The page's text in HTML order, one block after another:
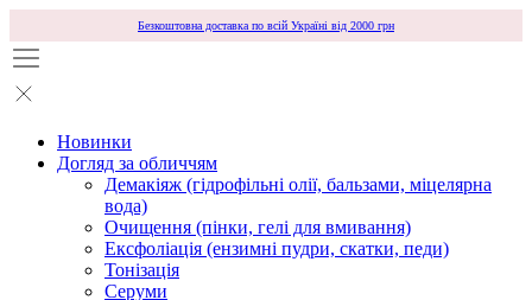
Безкоштовна доставка по всій Україні від 2000 грн
Новинки
Догляд за обличчям
Демакіяж (гідрофільні олії, бальзами, міцелярна
вода)
Очищення (пінки, гелі для вмивання)
Ексфоліація (ензимні пудри, скатки, педи)
Тонізація
Серуми